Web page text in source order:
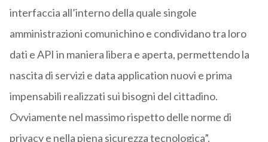
interfaccia all’interno della quale singole
amministrazioni comunichino e condividano tra loro
dati e API in maniera libera e aperta, permettendo la
nascita di servizi e data application nuovi e prima
impensabili realizzati sui bisogni del cittadino.
Ovviamente nel massimo rispetto delle norme di
privacy e nella piena sicurezza tecnologica”.